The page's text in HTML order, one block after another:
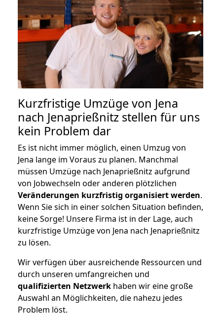
Kurzfristige Umzüge von Jena
nach Jenaprießnitz stellen für uns
kein Problem dar
Es ist nicht immer möglich, einen Umzug von
Jena lange im Voraus zu planen. Manchmal
müssen Umzüge nach Jenaprießnitz aufgrund
von Jobwechseln oder anderen plötzlichen
Veränderungen kurzfristig organisiert werden.
Wenn Sie sich in einer solchen Situation befinden,
keine Sorge! Unsere Firma ist in der Lage, auch
kurzfristige Umzüge von Jena nach Jenaprießnitz
zu lösen.
Wir verfügen über ausreichende Ressourcen und
durch unseren umfangreichen und
qualifizierten Netzwerk haben wir eine große
Auswahl an Möglichkeiten, die nahezu jedes
Problem löst.